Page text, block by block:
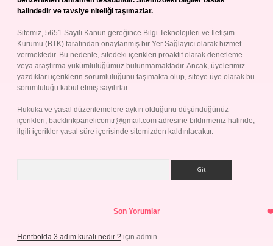
halindedir ve tavsiye niteliği taşımazlar.
Sitemiz, 5651 Sayılı Kanun gereğince Bilgi Teknolojileri ve İletişim
Kurumu (BTK) tarafından onaylanmış bir Yer Sağlayıcı olarak hizmet
vermektedir. Bu nedenle, sitedeki içerikleri proaktif olarak denetleme
veya araştırma yükümlülüğümüz bulunmamaktadır. Ancak, üyelerimiz
yazdıkları içeriklerin sorumluluğunu taşımakta olup, siteye üye olarak bu
sorumluluğu kabul etmiş sayılırlar.
Hukuka ve yasal düzenlemelere aykırı olduğunu düşündüğünüz
içerikleri, backlinkpanelicomtr@gmail.com adresine bildirmeniz halinde,
ilgili içerikler yasal süre içerisinde sitemizden kaldırılacaktır.
Son Yorumlar
Hentbolda 3 adım kuralı nedir ? için admin